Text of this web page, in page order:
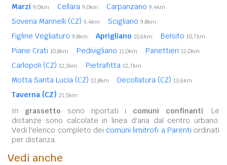
Marzi 9,0km Cellara 9,0km Carpanzano 9,4km
Soveria Mannelli (CZ) 9,4km Scigliano 9,8km
Figline Vegliaturo 9,8km Aprigliano 10,6km Belsito 10,7km
Piane Crati 10,8km Pedivigliano 11,0km Panettieri 12,0km
Carlopoli (CZ) 12,3km Pietrafitta 12,7km
Motta Santa Lucia (CZ) 12,8km Decollatura (CZ) 13,6km
Taverna (CZ) 21,5km
In grassetto sono riportati i comuni confinanti. Le
distanze sono calcolate in linea d'aria dal centro urbano.
Vedi l'elenco completo dei comuni limitrofi a Parenti ordinati
per distanza.
Vedi anche